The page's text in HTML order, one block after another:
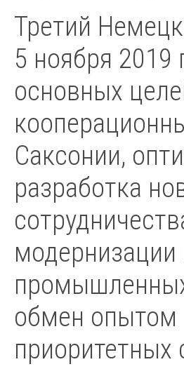
Третий
5 ноября
основных
Саксонии,
разработка
модернизации
обмен опытом